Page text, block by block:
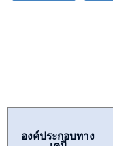
องค์ประกอบทาง